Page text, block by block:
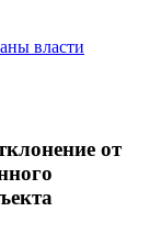
власти
от